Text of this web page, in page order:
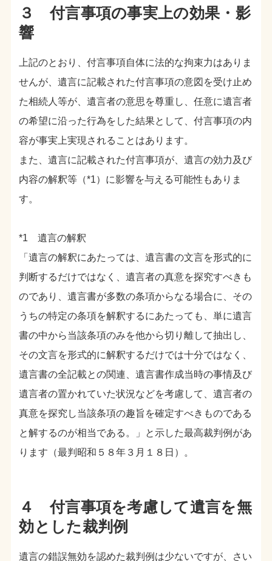
３ 付言事項の事実上の効果・影
響
上記のとおり、付言事項自体に法的な拘束力はありま
せんが、遺言に記載された付言事項の意図を受け止め
た相続人等が、遺言者の意思を尊重し、任意に遺言者
の希望に沿った行為をした結果として、付言事項の内
容が事実上実現されることはあります。
また、遺言に記載された付言事項が、遺言の効力及び
内容の解釈等（*1）に影響を与える可能性もありま
す。
*1 遺言の解釈
「遺言の解釈にあたっては、遺言書の文言を形式的に
判断するだけではなく、遺言者の真意を探究すべきも
のであり、遺言書が多数の条項からなる場合に、その
うちの特定の条項を解釈するにあたっても、単に遺言
書の中から当該条項のみを他から切り離して抽出し、
その文言を形式的に解釈するだけでは十分ではなく、
遺言書の全記載との関連、遺言書作成当時の事情及び
遺言者の置かれていた状況などを考慮して、遺言者の
真意を探究し当該条項の趣旨を確定すべきものである
と解するのが相当である。」と示した最高裁判例があ
ります（最判昭和５８年３月１８日）。
４ 付言事項を考慮して遺言を無
効とした裁判例
遺言の錯誤無効を認めた裁判例は少ないですが、さい